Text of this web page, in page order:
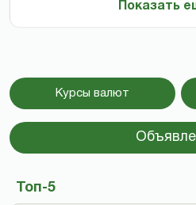
Показать
Курсы валют
Топ-5